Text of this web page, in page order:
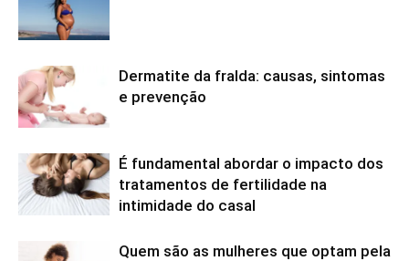
Dermatite da fralda: causas, sintomas
e prevenção
É fundamental abordar o impacto dos
tratamentos de fertilidade na
intimidade do casal
Quem são as mulheres que optam pela